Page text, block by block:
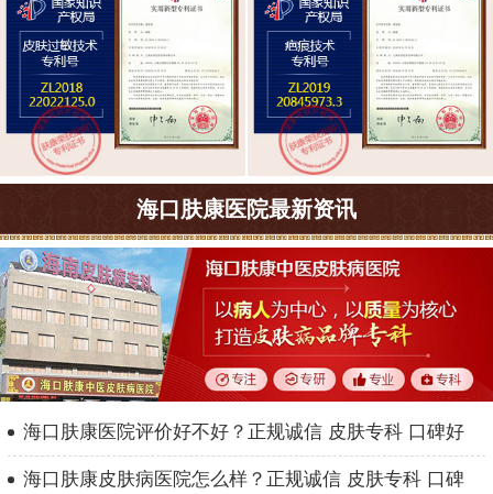
海口肤康医院最新资讯
海口肤康医院评价好不好？正规诚信 皮肤专科 口碑好
海口肤康皮肤病医院怎么样？正规诚信 皮肤专科 口碑